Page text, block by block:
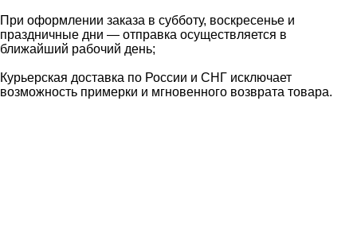
При оформлении заказа в субботу, воскресенье и
праздничные дни — отправка осуществляется в
ближайший рабочий день;
Курьерская доставка по России и СНГ исключает
возможность примерки и мгновенного возврата товара.